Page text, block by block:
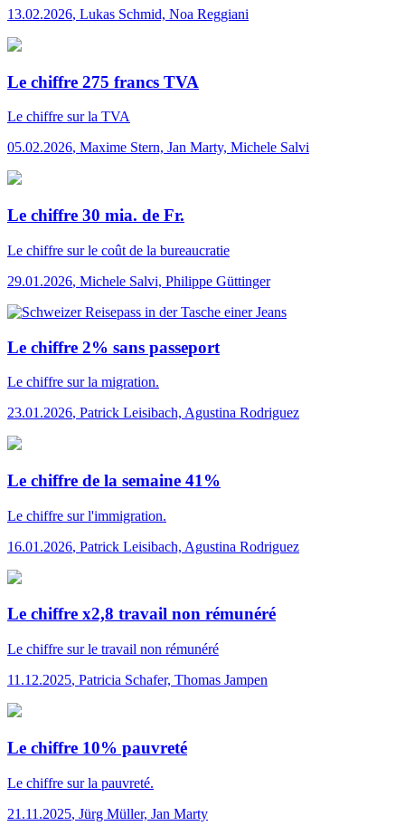
13.02.2026, Lukas Schmid, Noa Reggiani
Le chiffre 275 francs TVA
Le chiffre sur la TVA
05.02.2026, Maxime Stern, Jan Marty, Michele Salvi
Le chiffre 30 mia. de Fr.
Le chiffre sur le coût de la bureaucratie
29.01.2026, Michele Salvi, Philippe Güttinger
Le chiffre 2% sans passeport
Le chiffre sur la migration.
23.01.2026, Patrick Leisibach, Agustina Rodriguez
Le chiffre de la semaine 41%
Le chiffre sur l'immigration.
16.01.2026, Patrick Leisibach, Agustina Rodriguez
Le chiffre x2,8 travail non rémunéré
Le chiffre sur le travail non rémunéré
11.12.2025, Patricia Schafer, Thomas Jampen
Le chiffre 10% pauvreté
Le chiffre sur la pauvreté.
21.11.2025, Jürg Müller, Jan Marty